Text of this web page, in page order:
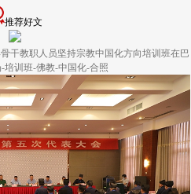
推荐好文
干教职人员坚持宗教中国化方向培训班在巴
培训班-佛教-中国化-合照